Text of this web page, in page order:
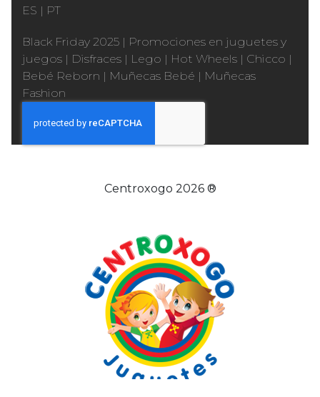
ES | PT
Black Friday 2025 | Promociones en juguetes y
juegos | Disfraces | Lego | Hot Wheels | Chicco |
Bebé Reborn | Muñecas Bebé | Muñecas
Fashion
Centroxogo 2026 ®